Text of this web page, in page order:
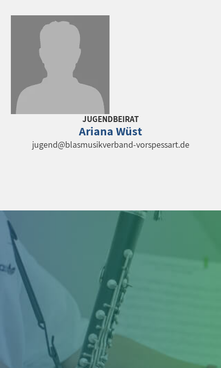
JUGENDBEIRAT
Ariana Wüst
jugend@blasmusikverband-vorspessart.de